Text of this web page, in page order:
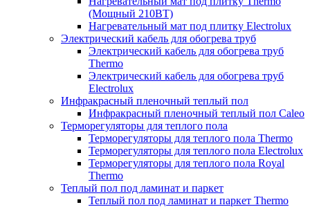
(Мощный 210ВТ)
Нагревательный мат под плитку Electrolux
Электрический кабель для обогрева труб
Электрический кабель для обогрева труб
Thermo
Электрический кабель для обогрева труб
Electrolux
Инфракрасный пленочный теплый пол
Инфракрасный пленочный теплый пол Caleo
Терморегуляторы для теплого пола
Терморегуляторы для теплого пола Thermo
Терморегуляторы для теплого пола Electrolux
Терморегуляторы для теплого пола Royal
Thermo
Теплый пол под ламинат и паркет
Теплый пол под ламинат и паркет Thermo